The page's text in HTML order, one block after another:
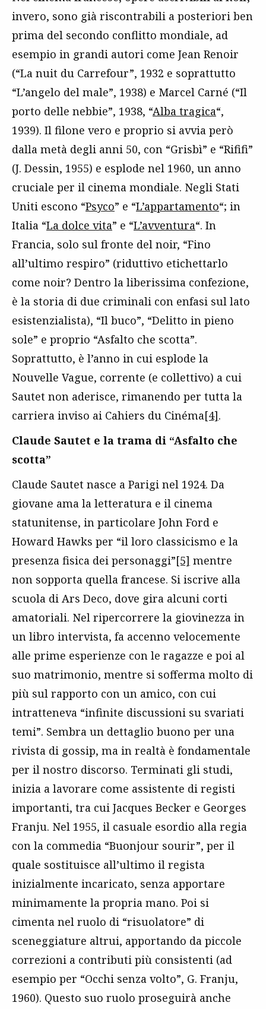
invero, sono già riscontrabili a posteriori ben
prima del secondo conflitto mondiale, ad
esempio in grandi autori come Jean Renoir
(“La nuit du Carrefour”, 1932 e soprattutto
“L’angelo del male”, 1938) e Marcel Carné (“Il
porto delle nebbie”, 1938, “Alba tragica“,
1939). Il filone vero e proprio si avvia però
dalla metà degli anni 50, con “Grisbì” e “Rififi”
(J. Dessin, 1955) e esplode nel 1960, un anno
cruciale per il cinema mondiale. Negli Stati
Uniti escono “Psyco” e “L’appartamento“; in
Italia “La dolce vita” e “L’avventura“. In
Francia, solo sul fronte del noir, “Fino
all’ultimo respiro” (riduttivo etichettarlo
come noir? Dentro la liberissima confezione,
è la storia di due criminali con enfasi sul lato
esistenzialista), “Il buco”, “Delitto in pieno
sole” e proprio “Asfalto che scotta”.
Soprattutto, è l’anno in cui esplode la
Nouvelle Vague, corrente (e collettivo) a cui
Sautet non aderisce, rimanendo per tutta la
carriera inviso ai Cahiers du Cinéma[4].
Claude Sautet e la trama di “Asfalto che
scotta”
Claude Sautet nasce a Parigi nel 1924. Da
giovane ama la letteratura e il cinema
statunitense, in particolare John Ford e
Howard Hawks per “il loro classicismo e la
presenza fisica dei personaggi”[5] mentre
non sopporta quella francese. Si iscrive alla
scuola di Ars Deco, dove gira alcuni corti
amatoriali. Nel ripercorrere la giovinezza in
un libro intervista, fa accenno velocemente
alle prime esperienze con le ragazze e poi al
suo matrimonio, mentre si sofferma molto di
più sul rapporto con un amico, con cui
intratteneva “infinite discussioni su svariati
temi”. Sembra un dettaglio buono per una
rivista di gossip, ma in realtà è fondamentale
per il nostro discorso. Terminati gli studi,
inizia a lavorare come assistente di registi
importanti, tra cui Jacques Becker e Georges
Franju. Nel 1955, il casuale esordio alla regia
con la commedia “Buonjour sourir”, per il
quale sostituisce all’ultimo il regista
inizialmente incaricato, senza apportare
minimamente la propria mano. Poi si
cimenta nel ruolo di “risuolatore” di
sceneggiature altrui, apportando da piccole
correzioni a contributi più consistenti (ad
esempio per “Occhi senza volto”, G. Franju,
1960). Questo suo ruolo proseguirà anche